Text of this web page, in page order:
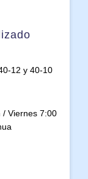
12 y 40-10
/ Viernes 7:00